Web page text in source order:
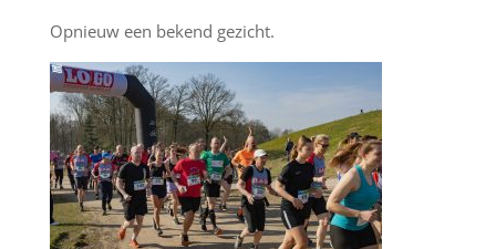
Opnieuw een bekend gezicht.